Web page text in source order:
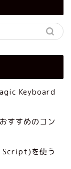
Keyboard
すすめのコン
Script)を使う